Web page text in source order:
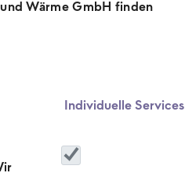
Wärme GmbH finden
Individuelle Services